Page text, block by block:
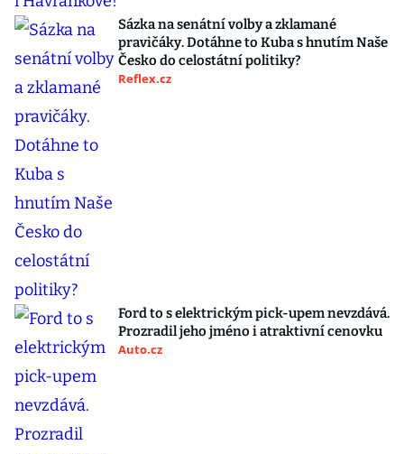
Sázka na senátní volby a zklamané
pravičáky. Dotáhne to Kuba s hnutím Naše
Česko do celostátní politiky?
Reflex.cz
Ford to s elektrickým pick-upem nevzdává.
Prozradil jeho jméno i atraktivní cenovku
Auto.cz